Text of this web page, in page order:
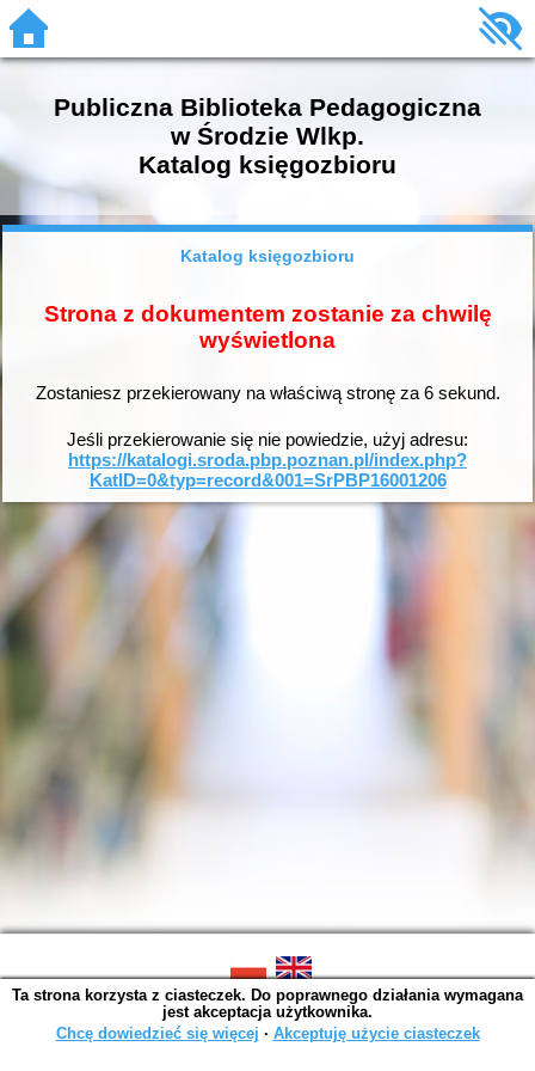
Publiczna Biblioteka Pedagogiczna
w Środzie Wlkp.
Katalog księgozbioru
Katalog księgozbioru
Strona z dokumentem zostanie za chwilę
wyświetlona
Zostaniesz przekierowany na właściwą stronę za 6sekund.
Jeśli przekierowanie się nie powiedzie, użyj adresu:
https://katalogi.sroda.pbp.poznan.pl/index.php?
KatID=0&typ=record&001=SrPBP16001206
SOWA OPAC v. 6.11.7 (2026-07-08)
Wygenerowano w 0,0045 s.
Ta strona korzysta z ciasteczek. Do poprawnego działania wymagana
jest akceptacja użytkownika.
Chcę dowiedzieć się więcej ∙ Akceptuję użycie ciasteczek